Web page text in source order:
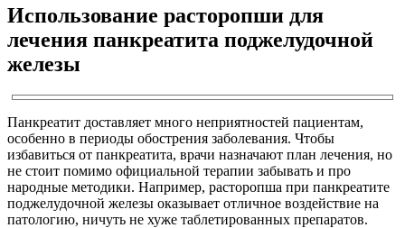
Использование расторопши для
лечения панкреатита поджелудочной
железы
Панкреатит доставляет много неприятностей пациентам,
особенно в периоды обострения заболевания. Чтобы
избавиться от панкреатита, врачи назначают план лечения, но
не стоит помимо официальной терапии забывать и про
народные методики. Например, расторопша при панкреатите
поджелудочной железы оказывает отличное воздействие на
патологию, ничуть не хуже таблетированных препаратов.